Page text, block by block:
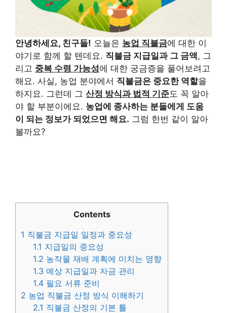
안녕하세요, 친구들! 오늘은 농업 직불금에 대한 이
야기로 함께 할 텐데요. 직불금 지급일과 그 금액, 그
리고 중복 수령 가능성에 대한 궁금증을 풀어보려고
해요. 사실, 농업 분야에서 직불금은 중요한 역할을
하지요. 그런데 그 산정 방식과 법적 기준도 꼭 알아
야 할 부분이에요. 농업에 종사하는 분들에게 도움
이 되는 정보가 되었으면 해요. 그럼 한번 같이 알아
볼까요?
Contents
1 직불금 지급일 일정과 중요성
1.1 지급일의 중요성
1.2 농작물 재배 계획에 미치는 영향
1.3 예상 지급일과 자금 관리
1.4 필요 서류 준비
2 농업 직불금 산정 방식 이해하기
2.1 직불금 산정의 기본 틀